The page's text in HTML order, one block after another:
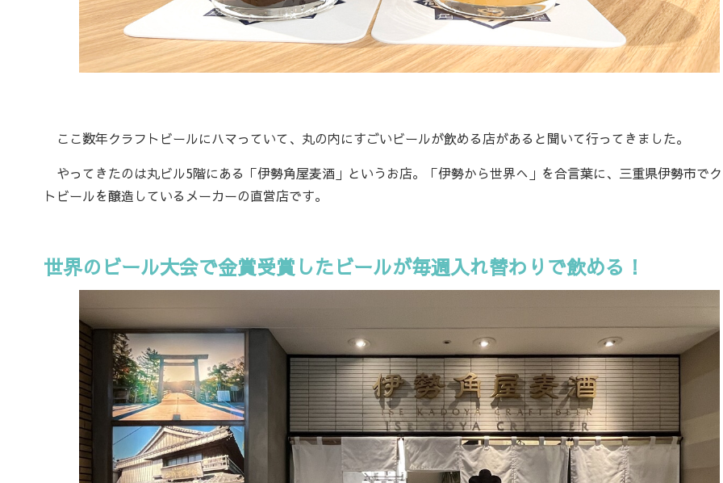
ここ数年クラフトビールにハマっていて、丸の内にすごいビールが飲める店があると聞いて行ってきました。
やってきたのは丸ビル5階にある「伊勢角屋麦酒」というお店。「伊勢から世界へ」を合言葉に、三重県伊勢市で
トビールを醸造しているメーカーの直営店です。
世界のビール大会で金賞受賞したビールが毎週入れ替わりで飲める！